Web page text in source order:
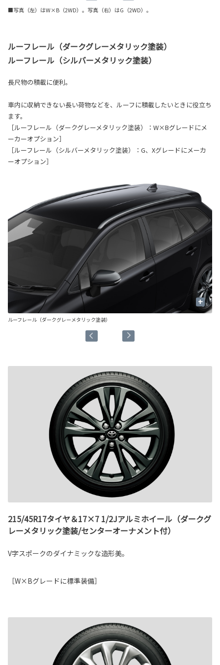
■写真（左）はW×B（2WD）。写真（右）はG（2WD）。
ルーフレール（ダークグレーメタリック塗装）
ルーフレール（シルバーメタリック塗装）
長尺物の積載に便利。
車内に収納できない長い荷物などを、ルーフに積載したいときに役立ち
ます。
［ルーフレール（ダークグレーメタリック塗装）：W×Bグレードにメ
ーカーオプション］
［ルーフレール（シルバーメタリック塗装）：G、Xグレードにメーカ
ーオプション］
+
ルーフレール（ダークグレーメタリック塗装）
215/45R17タイヤ＆17×7 1/2Jアルミホイール（ダークグ
レーメタリック塗装/センターオーナメント付）
V字スポークのダイナミックな造形美。
［W×Bグレードに標準装備］